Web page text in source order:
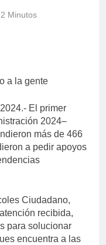
2 Minutos
a la gente
El primer
2024–
más de 466
a pedir apoyos
Ciudadano,
recibida,
para solucionar
encuentra a las